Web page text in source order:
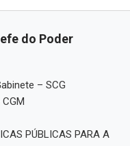
do Poder
– SCG
PÚBLICAS PARA A